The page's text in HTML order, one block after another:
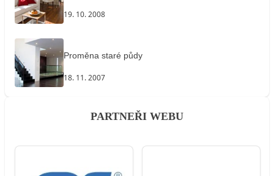
19. 10. 2008
Proměna staré půdy
18. 11. 2007
PARTNEŘI WEBU